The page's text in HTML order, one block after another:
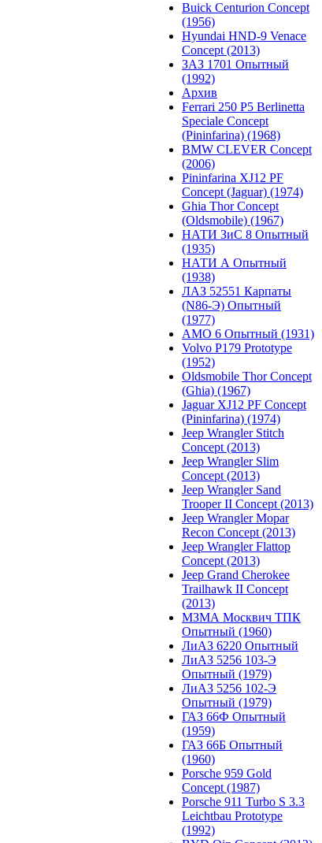
Buick Centurion Concept
(1956)
Hyundai HND-9 Venace
Concept (2013)
ЗАЗ 1701 Опытный
(1992)
Архив
Ferrari 250 P5 Berlinetta
Speciale Concept
(Pininfarina) (1968)
BMW CLEVER Concept
(2006)
Pininfarina XJ12 PF
Concept (Jaguar) (1974)
Ghia Thor Concept
(Oldsmobile) (1967)
НАТИ ЗиС 8 Опытный
(1935)
НАТИ А Опытный
(1938)
ЛАЗ 52551 Карпаты
(N86-Э) Опытный
(1977)
АМО 6 Опытный (1931)
Volvo P179 Prototype
(1952)
Oldsmobile Thor Concept
(Ghia) (1967)
Jaguar XJ12 PF Concept
(Pininfarina) (1974)
Jeep Wrangler Stitch
Concept (2013)
Jeep Wrangler Slim
Concept (2013)
Jeep Wrangler Sand
Trooper II Concept (2013)
Jeep Wrangler Mopar
Recon Concept (2013)
Jeep Wrangler Flattop
Concept (2013)
Jeep Grand Cherokee
Trailhawk II Concept
(2013)
МЗМА Москвич ТПК
Опытный (1960)
ЛиАЗ 6220 Опытный
ЛиАЗ 5256 103-Э
Опытный (1979)
ЛиАЗ 5256 102-Э
Опытный (1979)
ГАЗ 66Ф Опытный
(1959)
ГАЗ 66Б Опытный
(1960)
Porsche 959 Gold
Concept (1987)
Porsche 911 Turbo S 3.3
Leichtbau Prototype
(1992)